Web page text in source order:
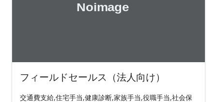
フィールドセールス（法人向け）
交通費支給,住宅手当,健康診断,家族手当,役職手当,社会保